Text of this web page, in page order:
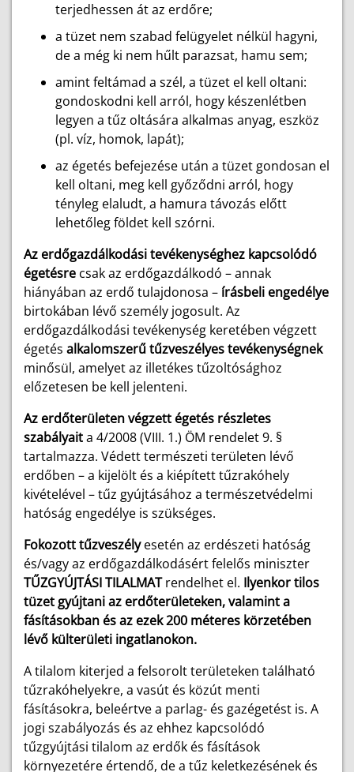
terjedhessen át az erdőre;
a tüzet nem szabad felügyelet nélkül hagyni,
de a még ki nem hűlt parazsat, hamu sem;
amint feltámad a szél, a tüzet el kell oltani:
gondoskodni kell arról, hogy készenlétben
legyen a tűz oltására alkalmas anyag, eszköz
(pl. víz, homok, lapát);
az égetés befejezése után a tüzet gondosan el
kell oltani, meg kell győződni arról, hogy
tényleg elaludt, a hamura távozás előtt
lehetőleg földet kell szórni.
Az erdőgazdálkodási tevékenységhez kapcsolódó
égetésre csak az erdőgazdálkodó – annak
hiányában az erdő tulajdonosa – írásbeli engedélye
birtokában lévő személy jogosult. Az
erdőgazdálkodási tevékenység keretében végzett
égetés alkalomszerű tűzveszélyes tevékenységnek
minősül, amelyet az illetékes tűzoltósághoz
előzetesen be kell jelenteni.
Az erdőterületen végzett égetés részletes
szabályaita 4/2008 (VIII. 1.) ÖM rendelet 9. §
tartalmazza. Védett természeti területen lévő
erdőben – a kijelölt és a kiépített tűzrakóhely
kivételével – tűz gyújtásához a természetvédelmi
hatóság engedélye is szükséges.
Fokozott tűzveszélyesetén az erdészeti hatóság
és/vagy az erdőgazdálkodásért felelős miniszter
TŰZGYÚJTÁSI TILALMATrendelhet el. Ilyenkor tilos
tüzet gyújtani az erdőterületeken, valamint a
fásításokban és az ezek 200 méteres körzetében
lévő külterületi ingatlanokon.
A tilalom kiterjed a felsorolt területeken található
tűzrakóhelyekre, a vasút és közút menti
fásításokra, beleértve a parlag- és gazégetést is. A
jogi szabályozás és az ehhez kapcsolódó
tűzgyújtási tilalom az erdők és fásítások
környezetére értendő, de a tűz keletkezésének és